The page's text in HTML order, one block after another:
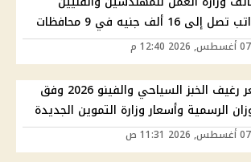
إلى 16 ألف جنيه في 9 محافظات
سعر رغيف الخبز السياحي والفينو 2026 وفق
الرسمية وأسعار وزارة التموين الجديدة